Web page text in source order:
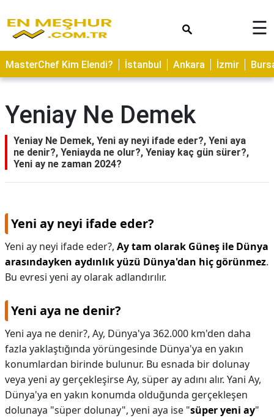
ASTROLOJİ
SAĞLIK
TARİFLERİ
GEZİLECEK
YERLER
ALANLARI
HAMİLELİK
İLETİŞİM
☰
MasterChef Kim Elendi? İstanbul Ankara İzmir
Yeniay Ne Demek
Yeniay Ne Demek, Yeni ay neyi ifade eder?, Yeni aya
ne denir?, Yeniayda ne olur?, Yeniay kaç gün sürer?,
Yeni ay ne zaman 2024?
Yeni ay neyi ifade eder?
Yeni ay neyi ifade eder?, Ay tam olarak Güneş ile Dünya
arasındayken aydınlık yüzü Dünya'dan hiç görünmez.
Bu evresi yeni ay olarak adlandırılır.
Yeni aya ne denir?
Yeni aya ne denir?, Ay, Dünya'ya 362.000 km'den daha
fazla yaklaştığında yörüngesinde Dünya'ya en yakın
konumlardan birinde bulunur. Bu esnada bir dolunay
veya yeni ay gerçekleşirse Ay, süper ay adını alır. Yani Ay,
Dünya'ya en yakın konumda olduğunda gerçekleşen
dolunaya "süper dolunay", yeni aya ise "süper yeni ay"